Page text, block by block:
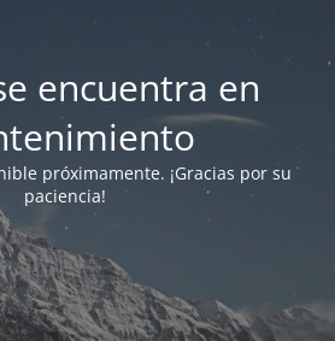
encuentra en
próximamente. ¡Gracias por su
paciencia!